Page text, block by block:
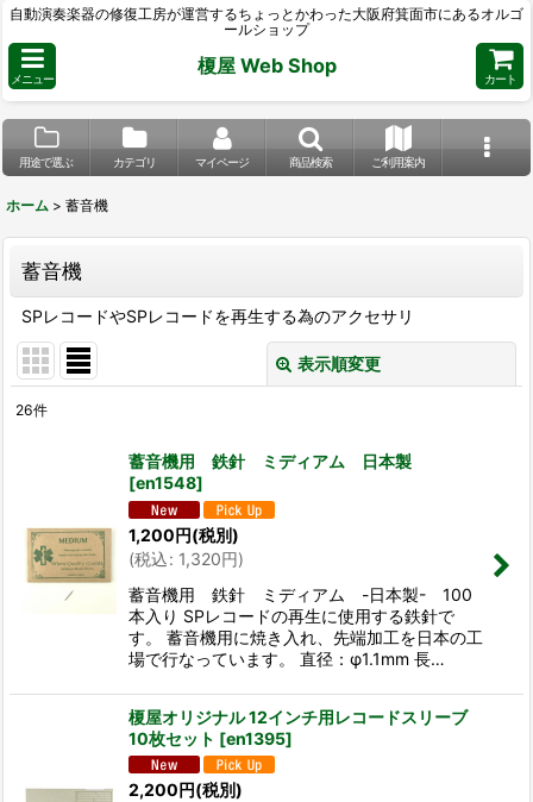
自動演奏楽器の修復工房が運営するちょっとかわった大阪府箕面市にあるオルゴ
ールショップ
メニュー
榎屋 Web Shop
カート
用途で選ぶ カテゴリ マイページ 商品検索 ご利用案内
ホーム > 蓄音機
蓄音機
SPレコードやSPレコードを再生する為のアクセサリ
表示順変更
並び順:
絞り込む
26件
蓄音機用 鉄針 ミディアム 日本製
[en1548]
1,200円(税別)
(税込: 1,320円)
蓄音機用 鉄針 ミディアム -日本製- 100
本入り SPレコードの再生に使用する鉄針で
す。 蓄音機用に焼き入れ、先端加工を日本の工
場で行なっています。 直径：φ1.1mm 長…
榎屋オリジナル 12インチ用レコードスリーブ
10枚セット [en1395]
2,200円(税別)